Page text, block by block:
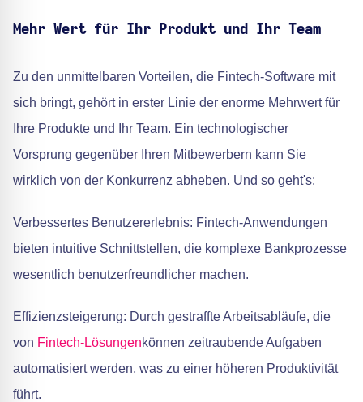
Mehr Wert für Ihr Produkt und Ihr Team
Zu den unmittelbaren Vorteilen, die Fintech-Software mit
sich bringt, gehört in erster Linie der enorme Mehrwert für
Ihre Produkte und Ihr Team. Ein technologischer
Vorsprung gegenüber Ihren Mitbewerbern kann Sie
wirklich von der Konkurrenz abheben. Und so geht's:
Verbessertes Benutzererlebnis: Fintech-Anwendungen
bieten intuitive Schnittstellen, die komplexe Bankprozesse
wesentlich benutzerfreundlicher machen.
Effizienzsteigerung: Durch gestraffte Arbeitsabläufe, die
von Fintech-Lösungenkönnen zeitraubende Aufgaben
automatisiert werden, was zu einer höheren Produktivität
führt.